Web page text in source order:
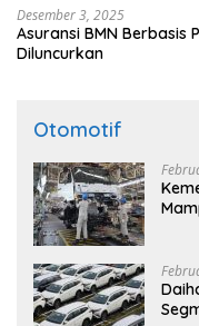
Desember 3, 2025
Asuransi BMN Berbasis
Diluncurkan
Otomotif